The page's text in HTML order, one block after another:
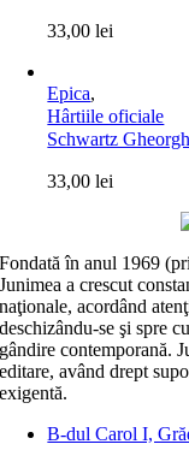
33,00lei
Epica,
Hârtiile oficiale
Schwartz
33,00lei
Fondată în anul 1969
Junimea a crescut
naţionale, acordând
deschizându-se şi spre
gândire contemporană.
editare, având drept
exigentă.
B-dul Carol I,